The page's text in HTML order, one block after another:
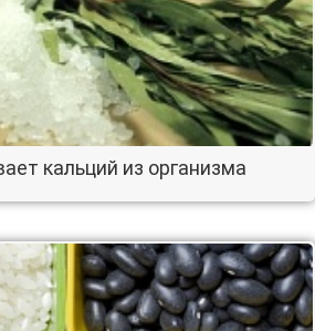
кальций из организма